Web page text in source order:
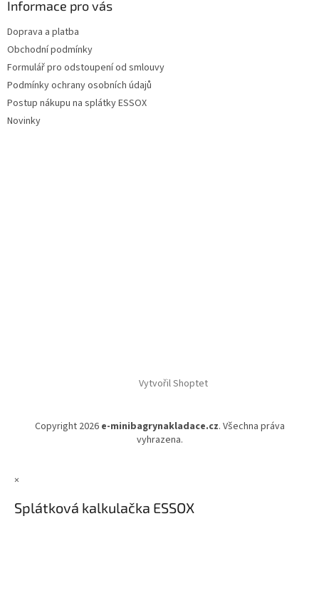
Informace pro vás
Doprava a platba
Obchodní podmínky
Formulář pro odstoupení od smlouvy
Podmínky ochrany osobních údajů
Postup nákupu na splátky ESSOX
Novinky
Vytvořil Shoptet
Copyright 2026 e-minibagrynakladace.cz. Všechna práva
vyhrazena.
×
Splátková kalkulačka ESSOX